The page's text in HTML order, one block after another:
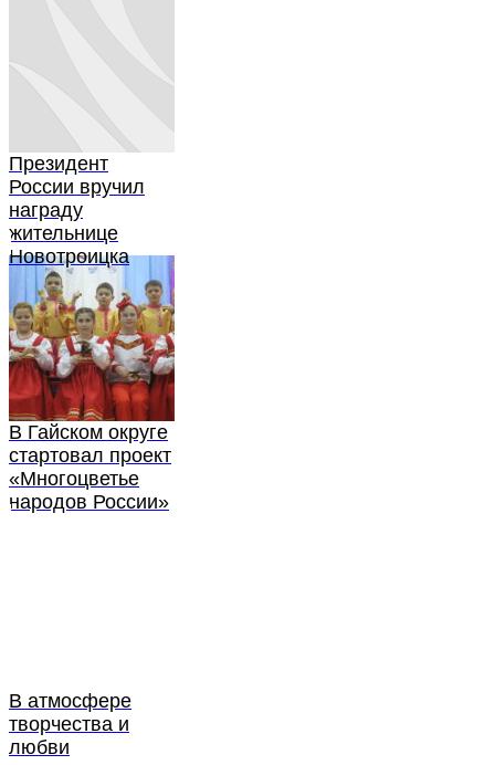
Президент
России вручил
награду
жительнице
Новотроицка
В Гайском округе
стартовал проект
«Многоцветье
народов России»
В атмосфере
творчества и
любви